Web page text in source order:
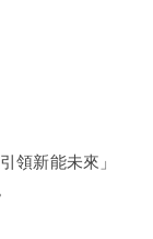
領新能未來 」